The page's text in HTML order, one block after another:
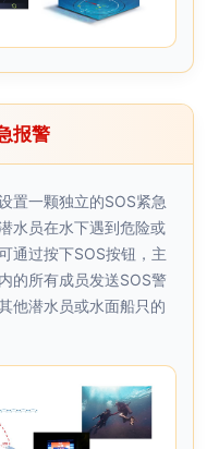
报警
置一颗独立的SOS紧急
水员在水下遇到危险或
通过按下SOS按钮，主
的所有成员发送SOS警
他潜水员或水面船只的